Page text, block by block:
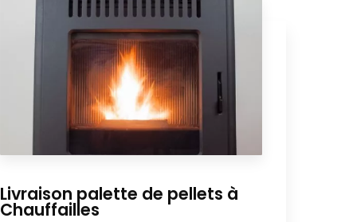
Livraison palette de pellets à
Chauffailles